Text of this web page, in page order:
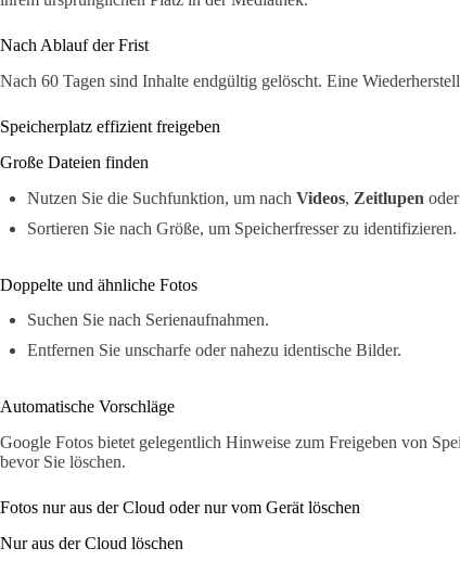
Nach Ablauf der Frist
Nach 60 Tagen sind Inhalte endgültig gelöscht. Eine
Speicherplatz effizient freigeben
Große Dateien finden
Nutzen Sie die Suchfunktion, um nach Videos, Zeitlupen oder
Sortieren Sie nach Größe, um Speicherfresser zu identifizieren.
Doppelte und ähnliche Fotos
Suchen Sie nach Serienaufnahmen.
Entfernen Sie unscharfe oder nahezu identische Bilder.
Automatische Vorschläge
Google Fotos bietet gelegentlich Hinweise zum Freigeben von
bevor Sie löschen.
Fotos nur aus der Cloud oder nur vom Gerät löschen
Nur aus der Cloud löschen